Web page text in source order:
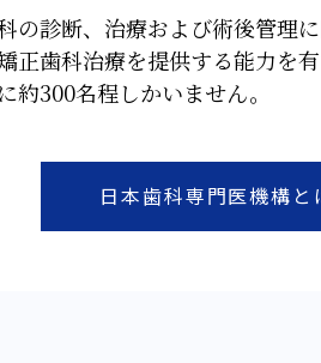
の診断、治療および術後管理
正歯科治療を提供する能力を
約300名程しかいません。
日本歯科専門医機構と